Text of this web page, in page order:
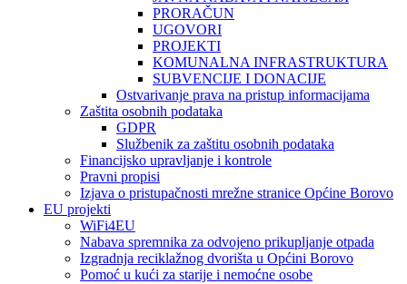
PRORAČUN
UGOVORI
PROJEKTI
KOMUNALNA INFRASTRUKTURA
SUBVENCIJE I DONACIJE
Ostvarivanje prava na pristup informacijama
Zaštita osobnih podataka
GDPR
Službenik za zaštitu osobnih podataka
Financijsko upravljanje i kontrole
Pravni propisi
Izjava o pristupačnosti mrežne stranice Općine Borovo
EU projekti
WiFi4EU
Nabava spremnika za odvojeno prikupljanje otpada
Izgradnja reciklažnog dvorišta u Općini Borovo
Pomoć u kući za starije i nemoćne osobe